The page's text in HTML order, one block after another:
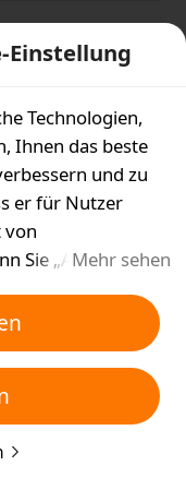
Einstellung
Technologien,
Ihnen das beste
und zu
er für Nutzer
von
Sie „Alle
Cookies
auf
Sie auch
Cookies
von Cookies
indem Sie
Mehr sehen